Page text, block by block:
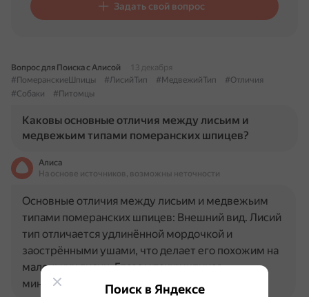
Задать свой вопрос
Вопрос для Поиска с Алисой
13 декабря
#ПомеранскиеШпицы
#ЛисийТип #МедвежийТип
#Отличия
#Собаки
#Питомцы
Каковы основные отличия между лисьим и
медвежьим типами померанских шпицев?
Алиса
На основе источников, возможны неточности
Основные отличия между лисьим и медвежьим
типами померанских шпицев: Внешний вид. Лисий
тип отличается удлинённой мордочкой и
заострёнными ушами, что делает его похожим на
маленьких лисиц. Глаза у таких шпицев
миндалевидные, а шерсть — гладкая и…
Поиск в Яндексе